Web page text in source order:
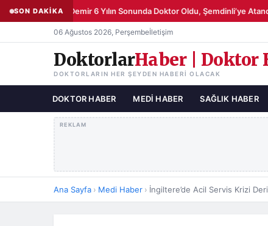
SON DAKİKA
Şemsettin Demir 6 Yılın Sonunda Doktor Oldu, Şemdinli’ye Atandı ●
06 Ağustos 2026, Perşembeİletişim
DoktorlarHaber | Doktor
DOKTORLARIN HER ŞEYDEN HABERI OLACAK
DOKTOR HABER MEDI HABER SAĞLIK HABER
REKLAM
Ana Sayfa › Medi Haber ›